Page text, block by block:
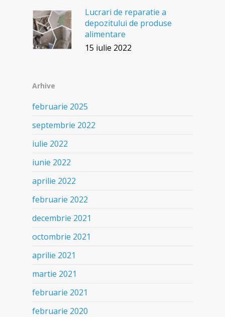
Lucrari de reparatie a
depozitului de produse
alimentare
15 iulie 2022
Arhive
februarie 2025
septembrie 2022
iulie 2022
iunie 2022
aprilie 2022
februarie 2022
decembrie 2021
octombrie 2021
aprilie 2021
martie 2021
februarie 2021
februarie 2020